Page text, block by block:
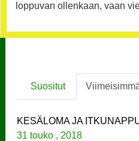
loppuvan ollenkaan, vaan
Suositut
KESÄLOMA JA
31 touko , 2018